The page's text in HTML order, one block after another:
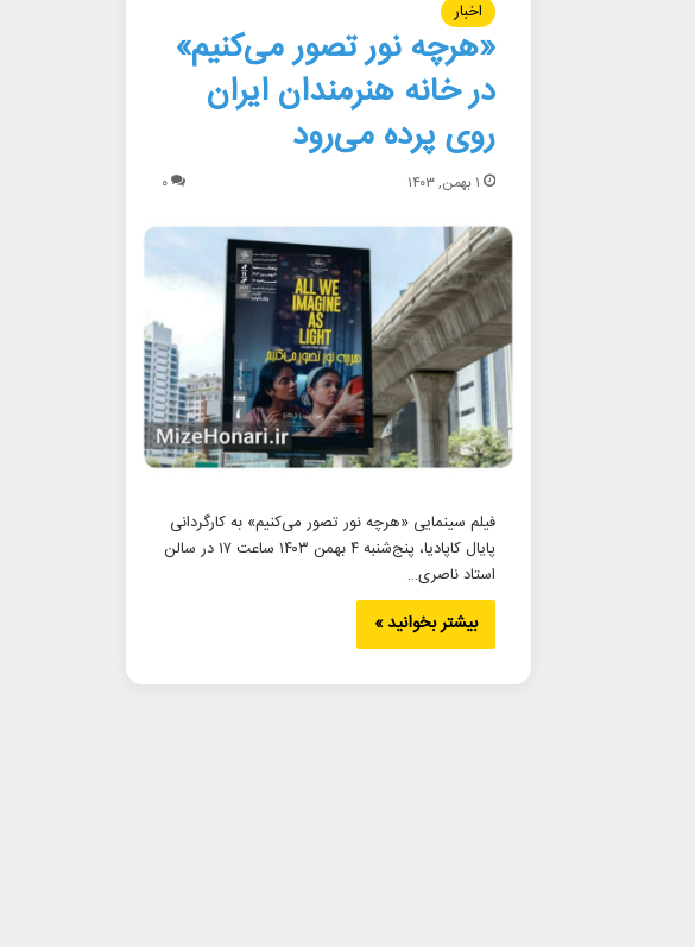
اخبار
«هرچه نور‌ تصور می‌کنیم»
در خانه هنرمندان ایران
روی پرده می‌رود
۱ بهمن, ۱۴۰۳ ۰
فیلم سینمایی «هرچه نور تصور می‌کنیم» به کارگردانی
پایال کاپادیا، پنج‌شنبه ۴ بهمن ۱۴۰۳ ساعت ۱۷ در سالن
استاد ناصری…
بیشتر بخوانید »